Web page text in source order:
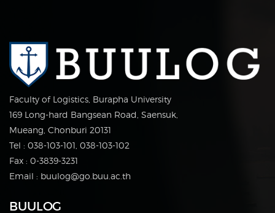
Faculty of Logistics, Burapha University
169 Long-hard Bangsean Road, Saensuk,
Mueang, Chonburi 20131
Tel : 038-103-101, 038-103-102
Fax : 0-3839-3231
Email : buulog@go.buu.ac.th
BUULOG